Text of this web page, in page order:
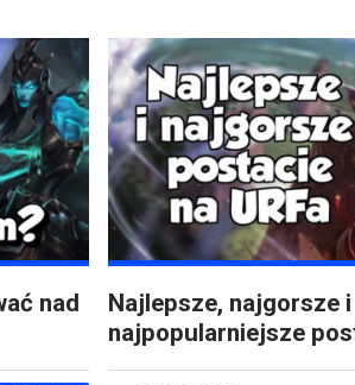
nad
Najlepsze, najgorsze i
najpopularniejsze